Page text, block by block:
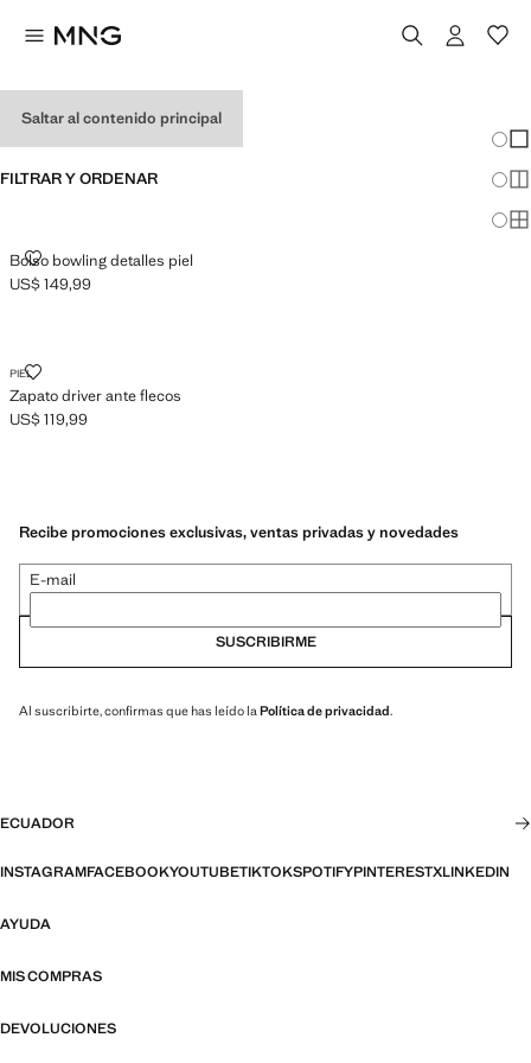
Saltar al contenido principal
FILTRAR Y ORDENAR
Bolso bowling detalles piel
BOLSO BOWLING DETALLES PIEL
Precio actual [US$ 149,99 ]
US$ 149,99
PIEL
Zapato driver ante flecos
ZAPATO DRIVER ANTE FLECOS
Precio actual [US$ 119,99 ]
US$ 119,99
Recibe promociones exclusivas, ventas privadas y novedades
E-mail
SUSCRIBIRME
Al suscribirte, confirmas que has leído laPolítica de privacidad.
ECUADOR
INSTAGRAMFACEBOOKYOUTUBETIKTOKSPOTIFYPINTERESTXLINKEDIN
AYUDA
MIS COMPRAS
DEVOLUCIONES